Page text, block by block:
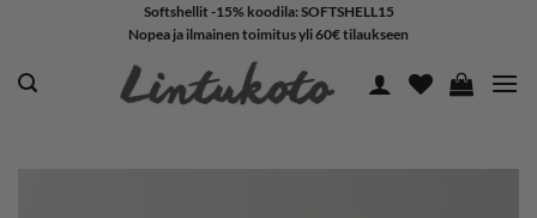
content
Softshellit -15% koodila: SOFTSHELL15
Nopea ja ilmainen toimitus yli 60€ tilaukseen